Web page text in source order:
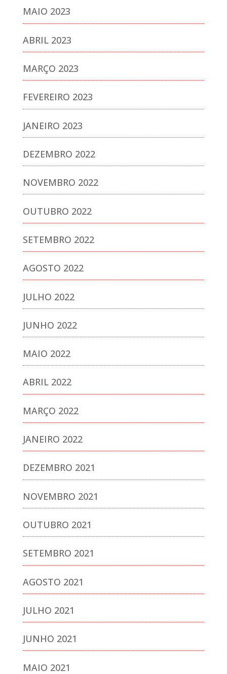
MAIO 2023
ABRIL 2023
MARÇO 2023
FEVEREIRO 2023
JANEIRO 2023
DEZEMBRO 2022
NOVEMBRO 2022
OUTUBRO 2022
SETEMBRO 2022
AGOSTO 2022
JULHO 2022
JUNHO 2022
MAIO 2022
ABRIL 2022
MARÇO 2022
JANEIRO 2022
DEZEMBRO 2021
NOVEMBRO 2021
OUTUBRO 2021
SETEMBRO 2021
AGOSTO 2021
JULHO 2021
JUNHO 2021
MAIO 2021